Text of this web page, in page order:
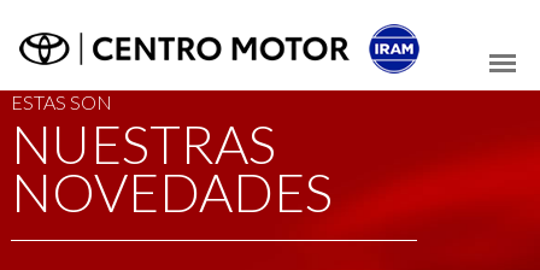
ESTAS SON
NUESTRAS
NOVEDADES